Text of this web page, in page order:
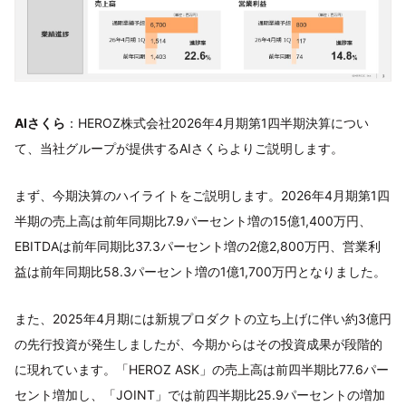
AIさくら ：HEROZ株式会社2026年4月期第1四半期決算につい
て、当社グループが提供するAIさくらよりご説明します。
まず、今期決算のハイライトをご説明します。2026年4月期第1四
半期の売上高は前年同期比7.9パーセント増の15億1,400万円、
EBITDAは前年同期比37.3パーセント増の2億2,800万円、営業利
益は前年同期比58.3パーセント増の1億1,700万円となりました。
また、2025年4月期には新規プロダクトの立ち上げに伴い約3億円
の先行投資が発生しましたが、今期からはその投資成果が段階的
に現れています。「HEROZ ASK」の売上高は前四半期比77.6パー
セント増加し、「JOINT」では前四半期比25.9パーセントの増加